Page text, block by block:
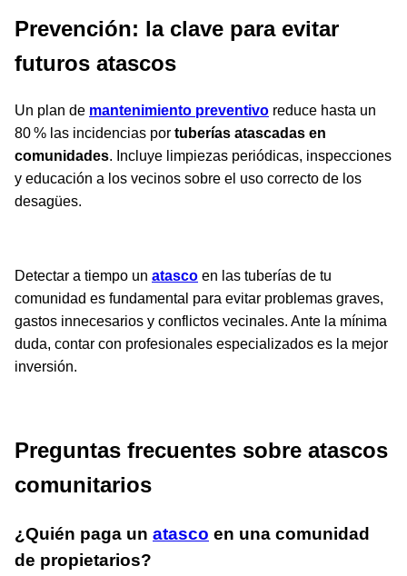
Prevención: la clave para evitar
futuros atascos
Un plan de mantenimiento preventivo reduce hasta un
80 % las incidencias por tuberías atascadas en
comunidades. Incluye limpiezas periódicas, inspecciones
y educación a los vecinos sobre el uso correcto de los
desagües.
Detectar a tiempo un atasco en las tuberías de tu
comunidad es fundamental para evitar problemas graves,
gastos innecesarios y conflictos vecinales. Ante la mínima
duda, contar con profesionales especializados es la mejor
inversión.
Preguntas frecuentes sobre atascos
comunitarios
¿Quién paga un atasco en una comunidad
de propietarios?